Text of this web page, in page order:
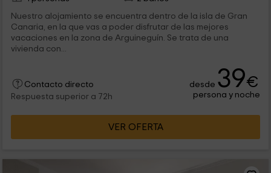
Nuestro alojamiento se encuentra dentro de la isla de Gran
Canaria, en la que vas a poder disfrutar de las mejores
vacaciones en la zona de Arguineguín. Se trata de una
vivienda con...
Contacto directo
Respuesta superior a 72h
desde 39€
persona y noche
VER OFERTA